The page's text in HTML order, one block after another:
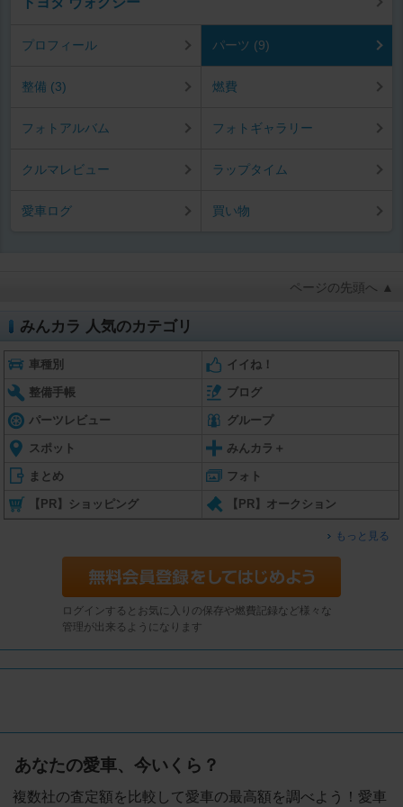
プロフィール パーツ (9)
整備 (3) 燃費
フォトアルバム フォトギャラリー
クルマレビュー ラップタイム
愛車ログ 買い物
ページの先頭へ ▲
みんカラ 人気のカテゴリ
車種別 イイね！
整備手帳 ブログ
パーツレビュー グループ
スポット みんカラ＋
まとめ フォト
【PR】ショッピング 【PR】オークション
もっと見る
ログインするとお気に入りの保存や燃費記録など様々な
管理が出来るようになります
あなたの愛車、今いくら？
複数社の査定額を比較して愛車の最高額を調べよう！愛車